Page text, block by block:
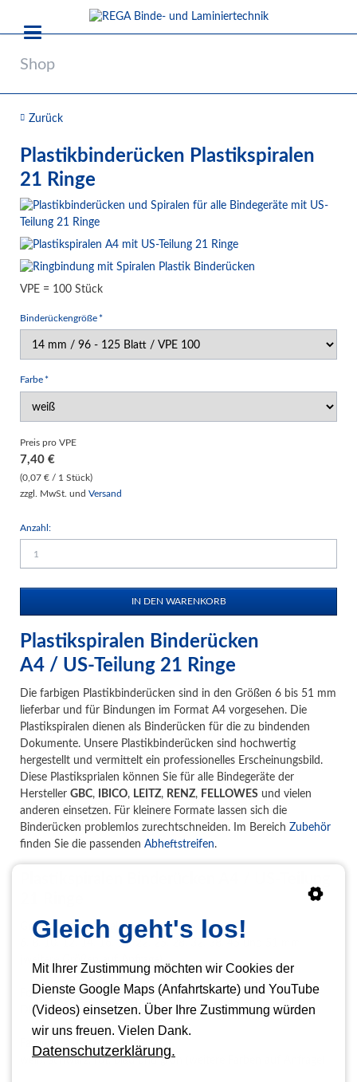
Shop
Zurück
Plastikbinderücken Plastikspiralen
21 Ringe
VPE = 100 Stück
Pflichtfeld
Binderückengröße *
Pflichtfeld
Farbe *
Preis pro VPE
7,40 €
(0,07 € / 1 Stück)
zzgl. MwSt. und Versand
Anzahl:
Plastikspiralen Binderücken
A4 / US-Teilung 21 Ringe
Die farbigen Plastikbinderücken sind in den Größen 6 bis 51 mm
lieferbar und für Bindungen im Format A4 vorgesehen. Die
Plastikspiralen dienen als Binderücken für die zu bindenden
Dokumente. Unsere Plastikbinderücken sind hochwertig
hergestellt und vermittelt ein professionelles Erscheinungsbild.
Diese Plastiksprialen können Sie für alle Bindegeräte der
Hersteller GBC, IBICO, LEITZ, RENZ, FELLOWESund vielen
anderen einsetzen. Für kleinere Formate lassen sich die
Binderücken problemlos zurechtschneiden. Im Bereich Zubehör
finden Sie die passenden Abheftstreifen.
Größen Plastikspiralen
6, 8, 10, 12, 14, 16, 19, 22, 25, 28, 32, 38, 45 und 51 mm
Formate zum Binden
DIN A4 (weitere Formate auf Anfrage)
Farben Plastikspiralen
weiß, schwarz, rot, blau und grün (weitere Farben auf Anfrage)
Gleich geht's los!
Mit Ihrer Zustimmung möchten wir Cookies der
Dienste Google Maps (Anfahrtskarte) und YouTube
(Videos) einsetzen. Über Ihre Zustimmung würden
wir uns freuen. Vielen Dank.
Datenschutzerklärung.